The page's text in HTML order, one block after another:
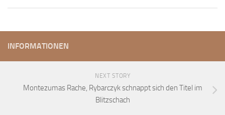
Vorstand
INFORMATIONEN
NEXT STORY
Montezumas Rache, Rybarczyk schnappt sich den Titel im
Blitzschach